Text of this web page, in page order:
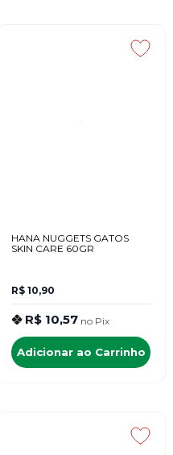
HANA NUGGETS GATOS
SKIN CARE 60GR
R$ 10,90
R$ 10,57 no Pix
Adicionar ao Carrinho